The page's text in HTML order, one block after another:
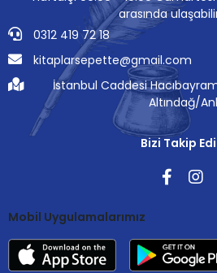
arasında
0312 419 72 18
kitaplarsepette@gmail.com
İstanbul Caddesi
Altındağ/
Bizi Takip
Mobil Uygulamalarımız